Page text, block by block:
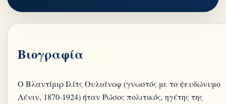
Βιογραφία
Ο Βλαντίμιρ Ιλίτς Ουλιάνοφ (γνωστός με το ψευδώνυμο
Λένιν, 1870-1924) ήταν Ρώσος πολιτικός, ηγέτης της